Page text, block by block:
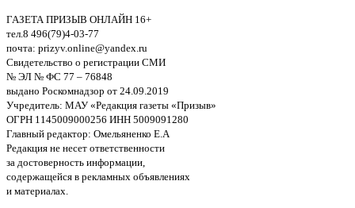
ГАЗЕТА ПРИЗЫВ ОНЛАЙН 16+
тел.8 496(79)4-03-77
почта: prizyv.online@yandex.ru
Свидетельство о регистрации СМИ
№ ЭЛ № ФС 77 – 76848
выдано Роскомнадзор от 24.09.2019
Учредитель: МАУ «Редакция газеты «Призыв»
ОГРН 1145009000256 ИНН 5009091280
Главный редактор: Омельяненко Е.А
Редакция не несет ответственности
за достоверность информации,
содержащейся в рекламных объявлениях
и материалах.